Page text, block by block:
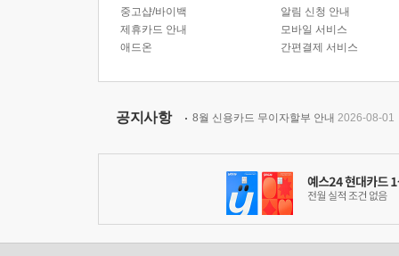
중고샵/바이백
제휴카드 안내
애드온
알림 신청 안내
모바일 서비스
간편결제 서비스
공지사항 8월 신용카드 무이자할부 안내 2026-08-01